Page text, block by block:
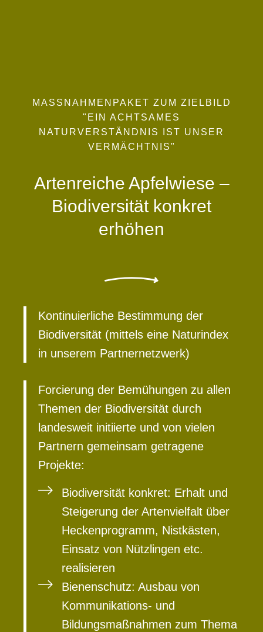
MASSNAHMENPAKET ZUM ZIELBILD
"EIN ACHTSAMES
NATURVERSTÄNDNIS IST UNSER
VERMÄCHTNIS"
Artenreiche Apfelwiese –
Biodiversität konkret
erhöhen
Kontinuierliche Bestimmung der
Biodiversität (mittels eine Naturindex
in unserem Partnernetzwerk)
Forcierung der Bemühungen zu allen
Themen der Biodiversität durch
landesweit initiierte und von vielen
Partnern gemeinsam getragene
Projekte:
Biodiversität konkret: Erhalt und
Steigerung der Artenvielfalt über
Heckenprogramm, Nistkästen,
Einsatz von Nützlingen etc.
realisieren
Bienenschutz: Ausbau von
Kommunikations- und
Bildungsmaßnahmen zum Thema